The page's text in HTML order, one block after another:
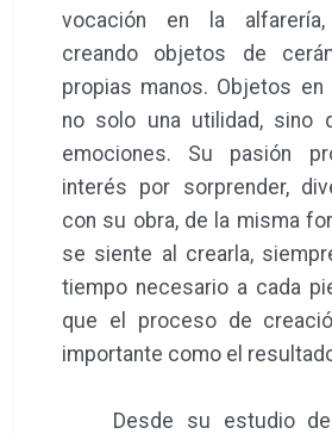
vocación en la
creando objetos de
propias manos. Objetos
no solo una utilidad, sino
emociones. Su pasión
interés por sorprender,
con su obra, de la misma
se siente al crearla,
tiempo necesario a cada
que el proceso de
importante como el
Desde su estudio de